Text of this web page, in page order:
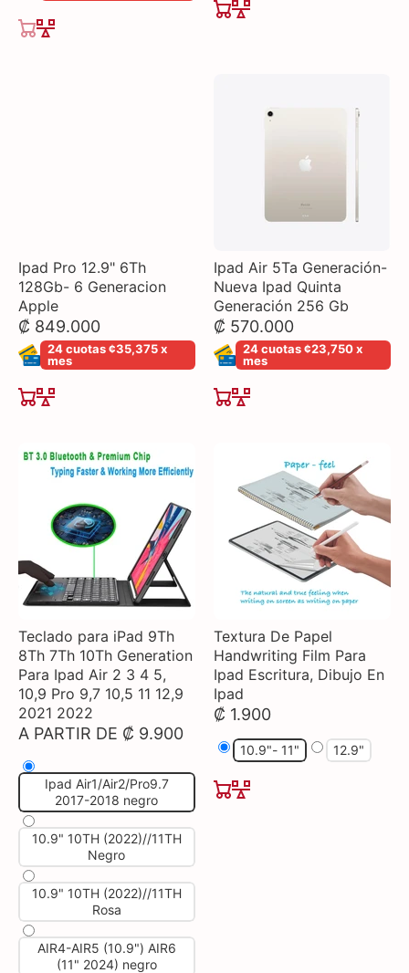
Ipad Pro 12.9" 6Th
128Gb- 6 Generacion
Apple
₡ 849.000
24 cuotas ¢35,375 x
mes
Ipad Air 5Ta Generación-
Nueva Ipad Quinta
Generación 256 Gb
₡ 570.000
24 cuotas ¢23,750 x
mes
Teclado para iPad 9Th
8Th 7Th 10Th Generation
Para Ipad Air 2 3 4 5,
10,9 Pro 9,7 10,5 11 12,9
2021 2022
A PARTIR DE ₡ 9.900
Ipad Air1/Air2/Pro9.7
2017-2018 negro
10.9" 10TH (2022)//11TH
Negro
10.9" 10TH (2022)//11TH
Rosa
AIR4-AIR5 (10.9") AIR6
(11" 2024) negro
Textura De Papel
Handwriting Film Para
Ipad Escritura, Dibujo En
Ipad
₡ 1.900
10.9"- 11" 12.9"